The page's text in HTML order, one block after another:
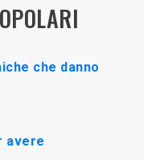
che danno
avere